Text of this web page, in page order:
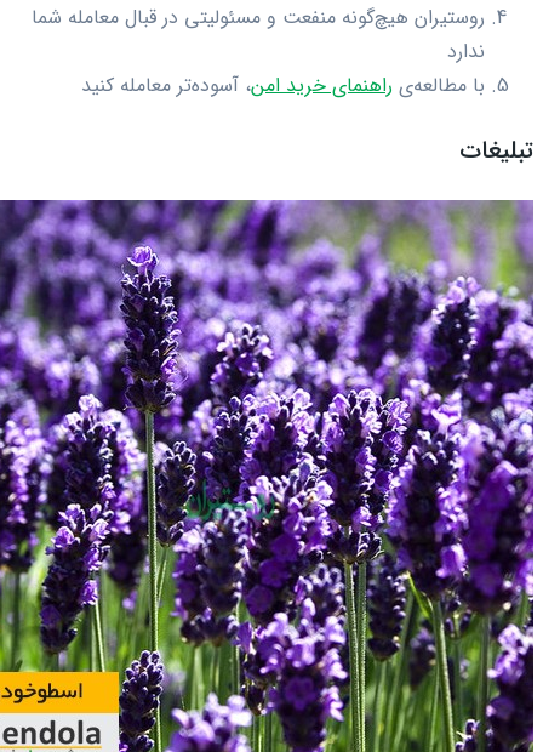
روستیران هیچ‌گونه منفعت و مسئولیتی در قبال معامله شما
ندارد
با مطالعه‌ی راهنمای خرید امن، آسوده‌تر معامله کنید
تبلیغات